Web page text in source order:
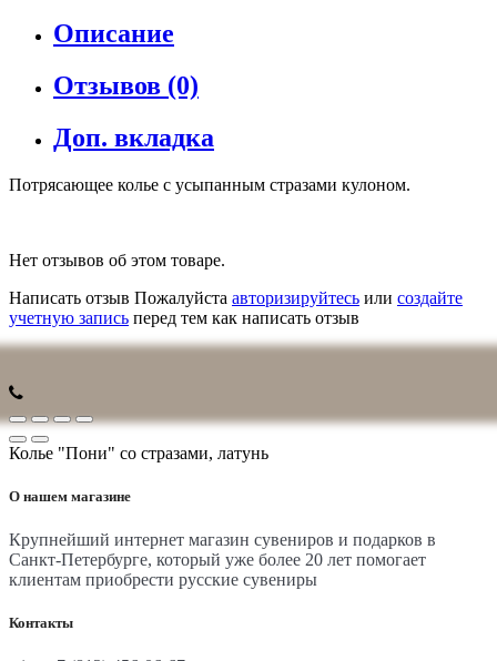
Описание
Отзывов (0)
Доп. вкладка
Потрясающее колье с усыпанным стразами кулоном.
Нет отзывов об этом товаре.
Написать отзыв Пожалуйста авторизируйтесь или создайте
учетную запись перед тем как написать отзыв
Колье "Пони" со стразами, латунь
О нашем магазине
Крупнейший интернет магазин сувениров и подарков в
Санкт-Петербурге, который уже более 20 лет помогает
клиентам приобрести русские сувениры
Контакты